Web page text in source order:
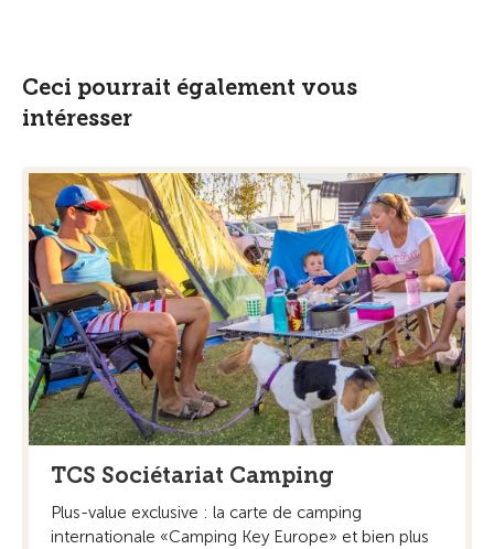
Ceci pourrait également vous
intéresser
TCS Sociétariat Camping
Plus-value exclusive : la carte de camping
internationale «Camping Key Europe» et bien plus